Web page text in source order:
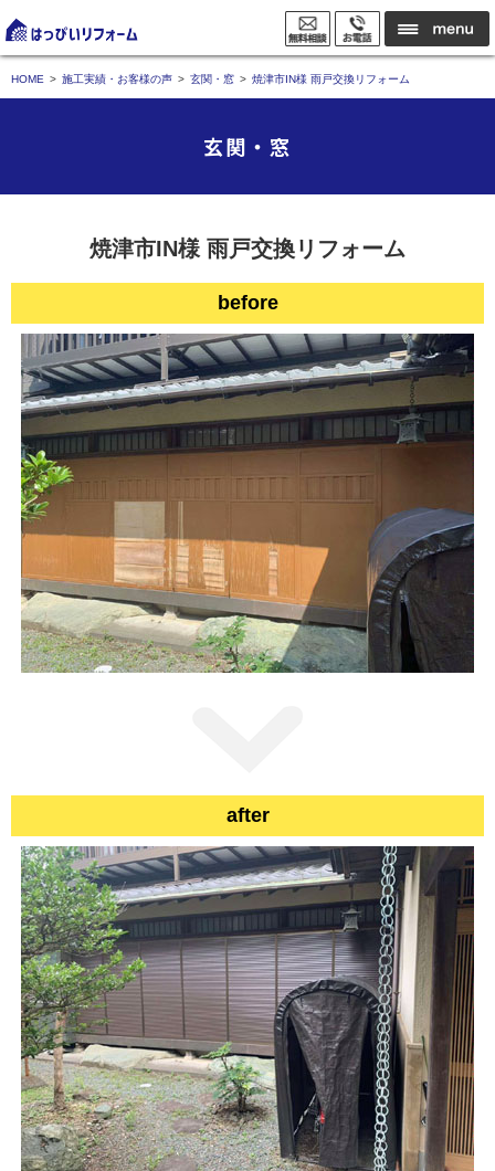
HOME 施工実績・お客様の声 玄関・窓 焼津市IN様 雨戸交換リフォーム
玄関・窓
焼津市IN様 雨戸交換リフォーム
before
after